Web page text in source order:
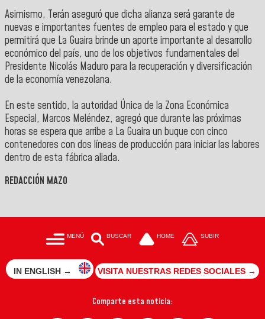
‎Asimismo, Terán aseguró que dicha alianza será garante de
nuevas e importantes fuentes de empleo para el estado y que
permitirá que La Guaira brinde un aporte importante al desarrollo
económico del país, uno de los objetivos fundamentales del
Presidente Nicolás Maduro para la recuperación y diversificación
de la economía venezolana.
‎En este sentido, la autoridad Única de la Zona Económica
Especial, Marcos Meléndez, agregó que durante las próximas
horas se espera que arribe a La Guaira un buque con cinco
contenedores con dos líneas de producción para iniciar las labores
dentro de esta fábrica aliada.
REDACCIÓN MAZO
MENÚ BUSCAR HOME SUBIR
IN ENGLISH → VISITA NUESTRAS REDES SOCIALES →
Comparte esta noticia: